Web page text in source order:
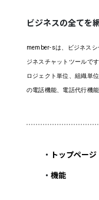
ビジネスの全てを
member-sは、ビジネス
ジネスチャットツールで
ロジェクト単位、組織単
の電話機能、電話代行機
・ トップページ
・ 機能